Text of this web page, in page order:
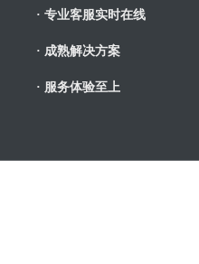
· 专业客服实时在线
· 成熟解决方案
· 服务体验至上